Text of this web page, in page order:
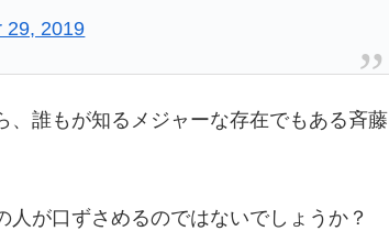
29, 2019
、誰もが知るメジャーな存在でもある斉藤
人が口ずさめるのではないでしょうか？